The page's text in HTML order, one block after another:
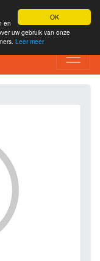
OK
en
uw gebruik van onze
Leer meer